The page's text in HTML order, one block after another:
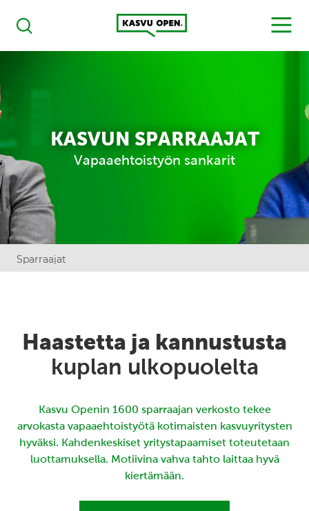
Haku
Kasvu Open
MENU
KASVUN SPARRAAJAT
Vapaaehtoistyön sankarit
Sparraajat
Haastetta ja kannustusta
kuplan ulkopuolelta
Kasvu Openin 1600 sparraajan verkosto tekee
arvokasta vapaaehtoistyötä kotimaisten kasvuyritysten
hyväksi. Kahdenkeskiset yritystapaamiset toteutetaan
luottamuksella. Motiivina vahva tahto laittaa hyvä
kiertämään.